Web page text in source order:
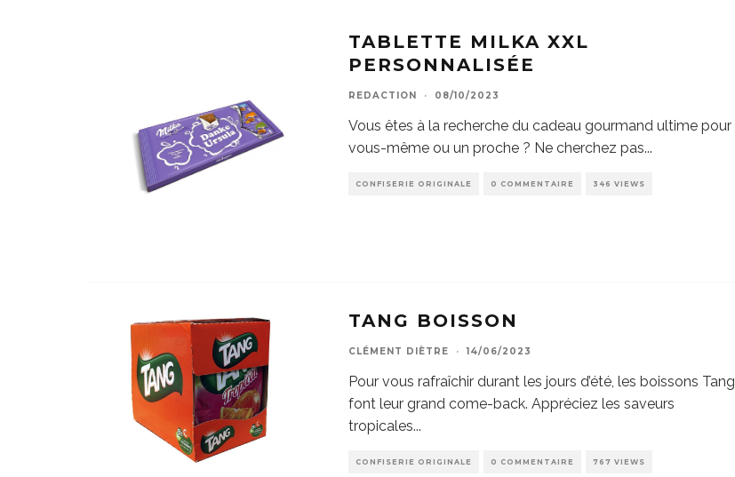
TABLETTE MILKA XXL
PERSONNALISÉE
REDACTION · 08/10/2023
Vous êtes à la recherche du cadeau gourmand ultime pour
vous-même ou un proche ? Ne cherchez pas...
CONFISERIE ORIGINALE 0 COMMENTAIRE 346 VIEWS
TANG BOISSON
CLÉMENT DIÈTRE · 14/06/2023
Pour vous rafraîchir durant les jours d’été, les boissons Tang
font leur grand come-back. Appréciez les saveurs
tropicales...
CONFISERIE ORIGINALE 0 COMMENTAIRE 767 VIEWS